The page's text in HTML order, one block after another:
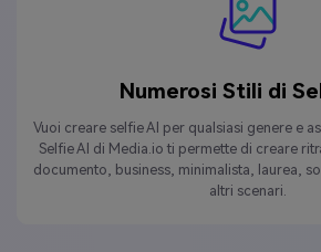
Numerosi Stili di
Vuoi creare selfie AI per qualsiasi genere e
Selfie AI di Media.io ti permette di creare
documento, business, minimalista, laurea,
altri scenari.